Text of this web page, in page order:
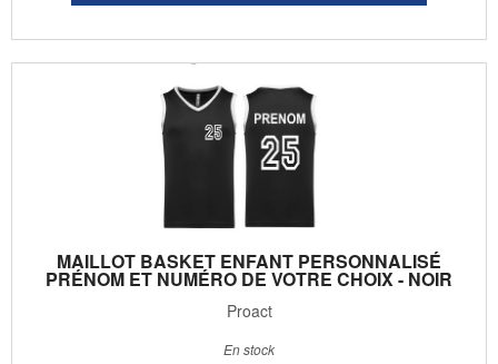
MAILLOT BASKET ENFANT PERSONNALISÉ
PRÉNOM ET NUMÉRO DE VOTRE CHOIX - NOIR
Proact
En stock